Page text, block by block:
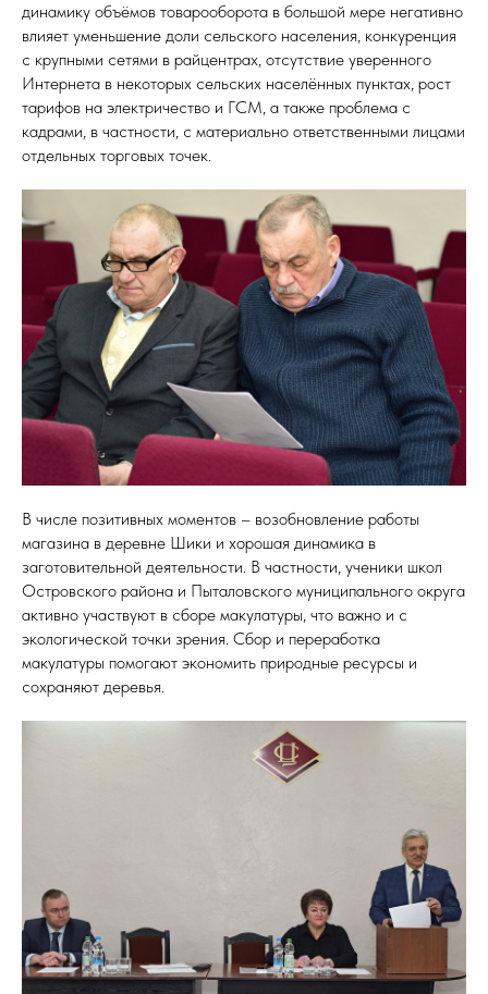
динамику объёмов товарооборота в большой мере негативно
влияет уменьшение доли сельского населения, конкуренция
с крупными сетями в райцентрах, отсутствие уверенного
Интернета в некоторых сельских населённых пунктах, рост
тарифов на электричество и ГСМ, а также проблема с
кадрами, в частности, с материально ответственными лицами
отдельных торговых точек.
В числе позитивных моментов – возобновление работы
магазина в деревне Шики и хорошая динамика в
заготовительной деятельности. В частности, ученики школ
Островского района и Пыталовского муниципального округа
активно участвуют в сборе макулатуры, что важно и с
экологической точки зрения. Сбор и переработка
макулатуры помогают экономить природные ресурсы и
сохраняют деревья.